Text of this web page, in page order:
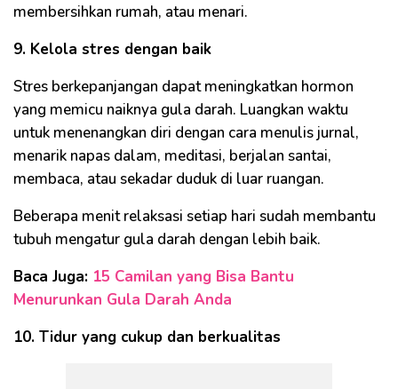
membersihkan rumah, atau menari.
9. Kelola stres dengan baik
Stres berkepanjangan dapat meningkatkan hormon
yang memicu naiknya gula darah. Luangkan waktu
untuk menenangkan diri dengan cara menulis jurnal,
menarik napas dalam, meditasi, berjalan santai,
membaca, atau sekadar duduk di luar ruangan.
Beberapa menit relaksasi setiap hari sudah membantu
tubuh mengatur gula darah dengan lebih baik.
Baca Juga: 15 Camilan yang Bisa Bantu
Menurunkan Gula Darah Anda
10. Tidur yang cukup dan berkualitas